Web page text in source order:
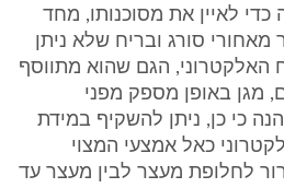
לאיין את מסוכנותו, מחד
סורג ובריח שלא ניתן
האלקטרוני, הגם שהוא מתווסף
מגן באופן מספק מפני
כי כן, ניתן להשקיף במידת
כאל אמצעי המצוי
לחלופת מעצר לבין מעצר עד